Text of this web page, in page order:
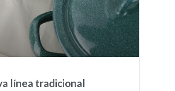
línea tradicional